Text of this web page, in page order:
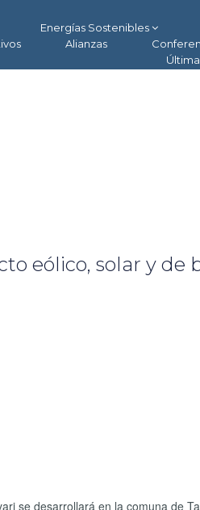
Energías Sostenibles
Alianzas
eólico, solar y de
se desarrollará en la comuna de